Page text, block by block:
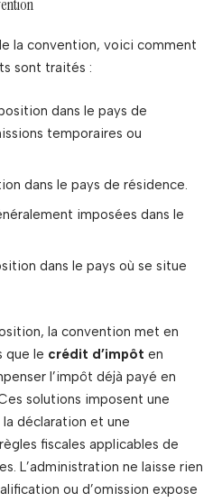
la convention, voici comment
sont traités :
dans le pays de
temporaires ou
dans le pays de résidence.
imposées dans le
dans le pays où se situe
la convention met en
que le crédit d’impôt en
l’impôt déjà payé en
solutions imposent une
déclaration et une
fiscales applicables de
L’administration ne laisse rien
ou d’omission expose